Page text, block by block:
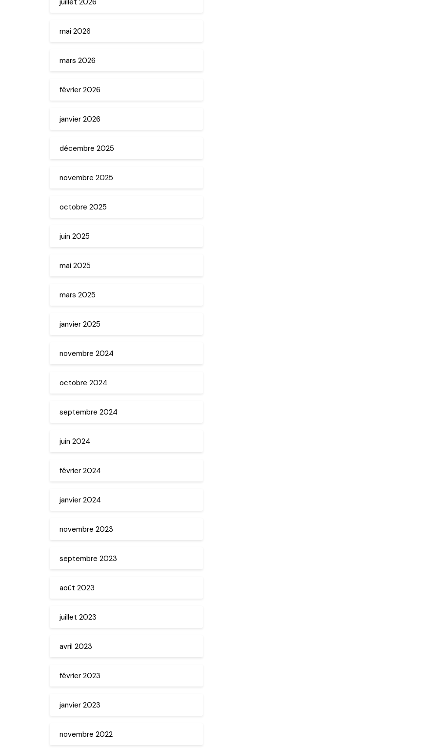
juillet 2026
mai 2026
mars 2026
février 2026
janvier 2026
décembre 2025
novembre 2025
octobre 2025
juin 2025
mai 2025
mars 2025
janvier 2025
novembre 2024
octobre 2024
septembre 2024
juin 2024
février 2024
janvier 2024
novembre 2023
septembre 2023
août 2023
juillet 2023
avril 2023
février 2023
janvier 2023
novembre 2022